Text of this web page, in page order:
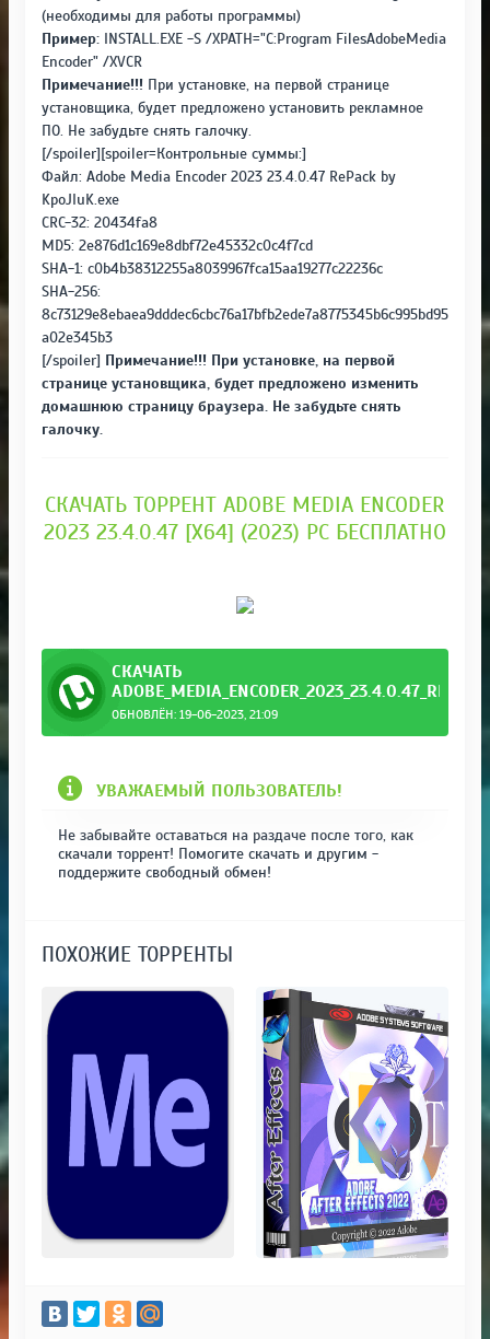
(необходимы для работы программы)
Пример: INSTALL.EXE -S /XPATH="C:Program FilesAdobeMedia
Encoder" /XVCR
Примечание!!! При установке, на первой странице
установщика, будет предложено установить рекламное
ПО. Не забудьте снять галочку.
[/spoiler][spoiler=Контрольные суммы:]
Файл: Adobe Media Encoder 2023 23.4.0.47 RePack by
KpoJIuK.exe
CRC-32: 20434fa8
MD5: 2e876d1c169e8dbf72e45332c0c4f7cd
SHA-1: c0b4b38312255a8039967fca15aa19277c22236c
SHA-256:
8c73129e8ebaea9dddec6cbc76a17bfb2ede7a8775345b6c995bd95
a02e345b3
[/spoiler] Примечание!!! При установке, на первой
странице установщика, будет предложено изменить
домашнюю страницу браузера. Не забудьте снять
галочку.
СКАЧАТЬ ТОРРЕНТ ADOBE MEDIA ENCODER
2023 23.4.0.47 [X64] (2023) PC БЕСПЛАТНО
СКАЧАТЬ
ОБНОВЛЁН: 19-06-2023, 21:09
УВАЖАЕМЫЙ ПОЛЬЗОВАТЕЛЬ!
Не забывайте оставаться на раздаче после того, как
скачали торрент! Помогите скачать и другим -
поддержите свободный обмен!
ПОХОЖИЕ ТОРРЕНТЫ